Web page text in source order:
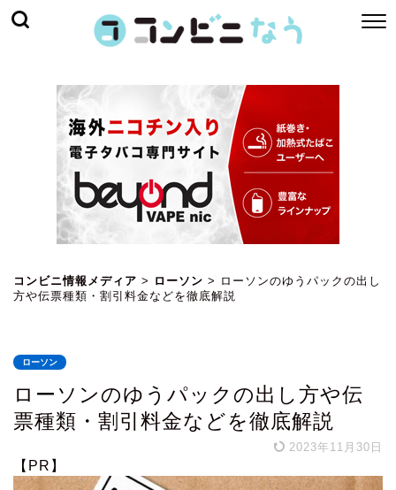
コンビニ情報メディア > ローソン > ローソンのゆうパックの出し
方や伝票種類・割引料金などを徹底解説
ローソン
ローソンのゆうパックの出し方や伝
票種類・割引料金などを徹底解説
2023年11月30日
【PR】